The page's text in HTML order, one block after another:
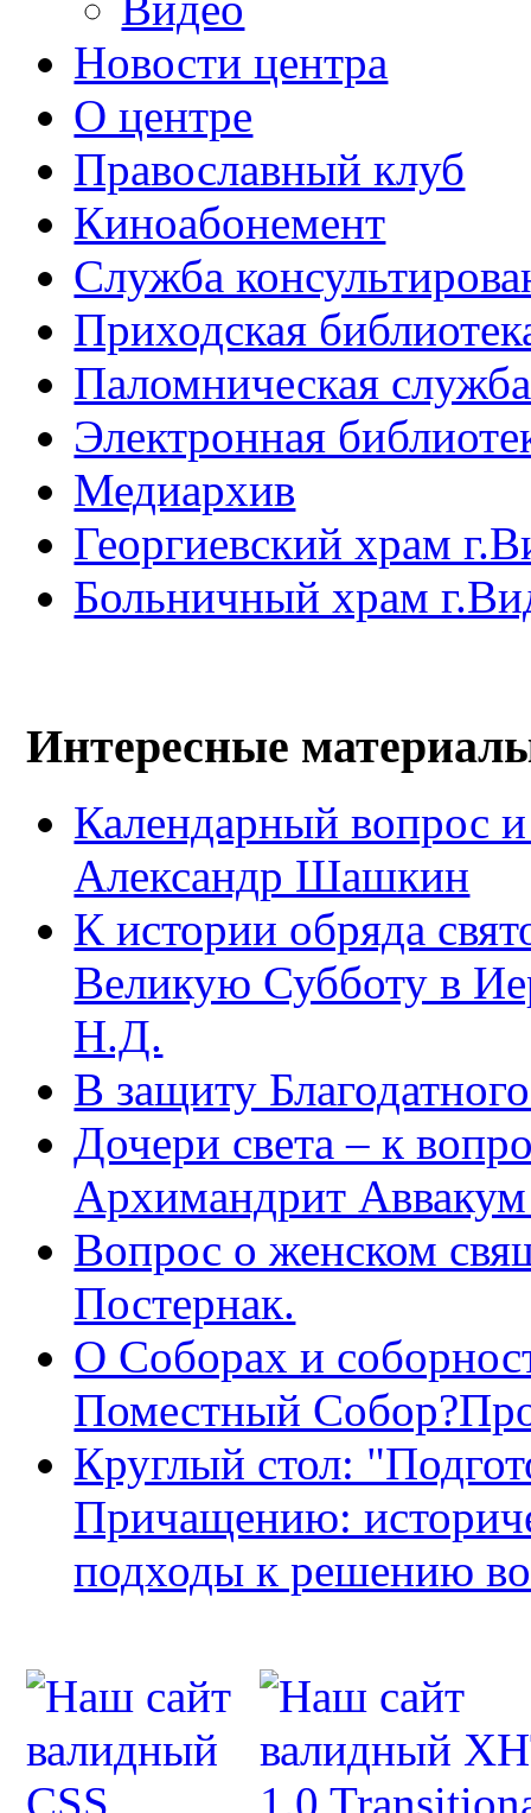
Новости центра
О центре
Православный клуб
Киноабонемент
Служба
Приходская
Паломническая служба
Электронная
Медиархив
Георгиевский храм
Больничный храм
Интересные
Календарный вопрос
Александр Шашкин
К истории обряда
Великую Субботу в
Н.Д.
В защиту
Дочери света – к
Архимандрит
Вопрос о женском
Постернак.
О Соборах и
Поместный
Круглый стол:
Причащению:
подходы к решению